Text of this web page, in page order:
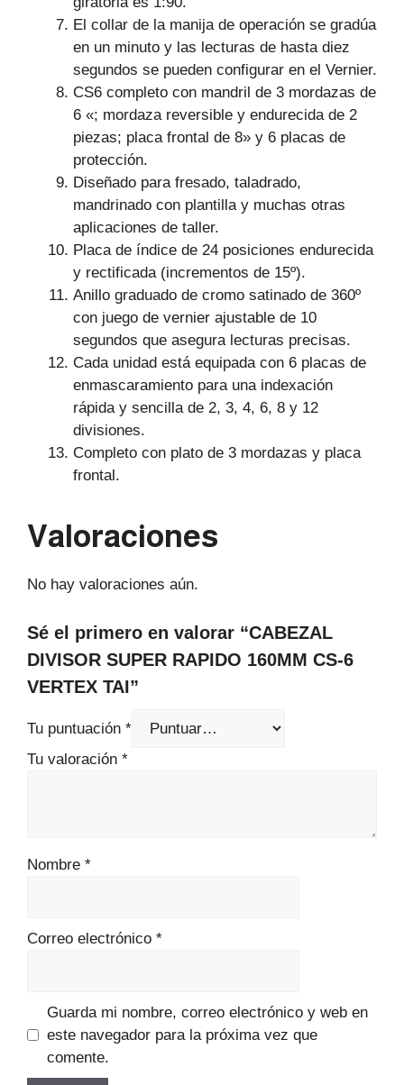
El collar de la manija de operación se gradúa
en un minuto y las lecturas de hasta diez
segundos se pueden configurar en el Vernier.
CS6 completo con mandril de 3 mordazas de
6 «; mordaza reversible y endurecida de 2
piezas; placa frontal de 8» y 6 placas de
protección.
Diseñado para fresado, taladrado,
mandrinado con plantilla y muchas otras
aplicaciones de taller.
Placa de índice de 24 posiciones endurecida
y rectificada (incrementos de 15º).
Anillo graduado de cromo satinado de 360º
con juego de vernier ajustable de 10
segundos que asegura lecturas precisas.
Cada unidad está equipada con 6 placas de
enmascaramiento para una indexación
rápida y sencilla de 2, 3, 4, 6, 8 y 12
divisiones.
Completo con plato de 3 mordazas y placa
frontal.
Valoraciones
No hay valoraciones aún.
Sé el primero en valorar “CABEZAL
DIVISOR SUPER RAPIDO 160MM CS-6
VERTEX TAI”
Tu puntuación *
Tu valoración *
Nombre *
Correo electrónico *
Guarda mi nombre, correo electrónico y web en
este navegador para la próxima vez que
comente.